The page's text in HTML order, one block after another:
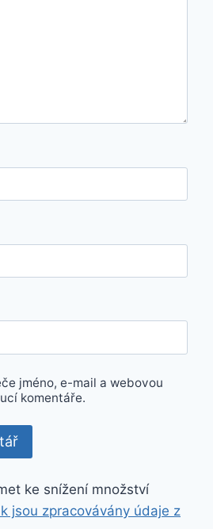
jméno, e-mail a webovou
komentáře.
ke snížení množství
jsou zpracovávány údaje z